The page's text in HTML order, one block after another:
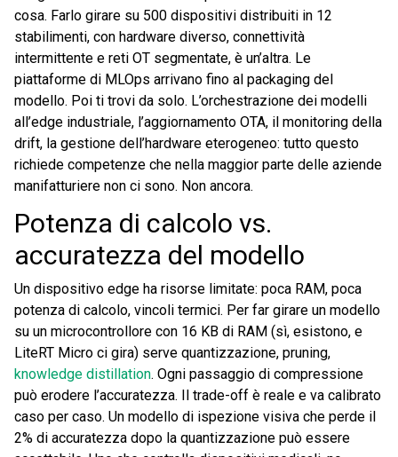
cosa. Farlo girare su 500 dispositivi distribuiti in 12
stabilimenti, con hardware diverso, connettività
intermittente e reti OT segmentate, è un’altra. Le
piattaforme di MLOps arrivano fino al packaging del
modello. Poi ti trovi da solo. L’orchestrazione dei modelli
all’edge industriale, l’aggiornamento OTA, il monitoring della
drift, la gestione dell’hardware eterogeneo: tutto questo
richiede competenze che nella maggior parte delle aziende
manifatturiere non ci sono. Non ancora.
Potenza di calcolo vs.
accuratezza del modello
Un dispositivo edge ha risorse limitate: poca RAM, poca
potenza di calcolo, vincoli termici. Per far girare un modello
su un microcontrollore con 16 KB di RAM (sì, esistono, e
LiteRT Micro ci gira) serve quantizzazione, pruning,
knowledge distillation. Ogni passaggio di compressione
può erodere l’accuratezza. Il trade-off è reale e va calibrato
caso per caso. Un modello di ispezione visiva che perde il
2% di accuratezza dopo la quantizzazione può essere